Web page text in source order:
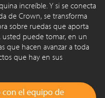
increíble. Y si se conecta
de Crown, se transforma
sobre ruedas que aporta
usted puede tomar, en un
que hacen avanzar a toda
que hay en sus
el equipo de